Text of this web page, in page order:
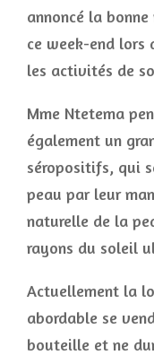
annoncé la
ce week-end lors
les activités de
Mme Ntetema
également un
séropositifs, qui
peau par leur
naturelle de la
rayons du soleil
Actuellement la
abordable se
bouteille et ne